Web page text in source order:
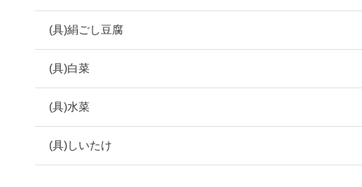
(具)絹ごし豆腐
(具)白菜
(具)水菜
(具)しいたけ